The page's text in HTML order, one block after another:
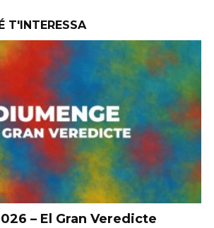
T'INTERESSA
– El Gran Veredicte